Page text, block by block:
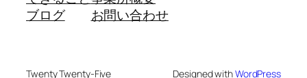
ブログ
お問い合わせ
Twenty Twenty-Five Designed withWordPress